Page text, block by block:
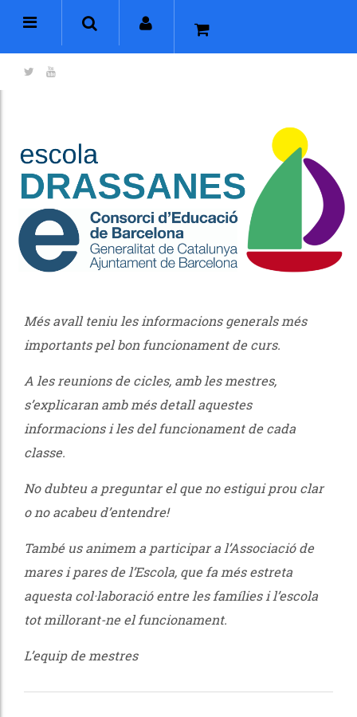
Més avall teniu les informacions generals més
importants pel bon funcionament de curs.
A les reunions de cicles, amb les mestres,
s’explicaran amb més detall aquestes
informacions i les del funcionament de cada
classe.
No dubteu a preguntar el que no estigui prou clar
o no acabeu d’entendre!
També us animem a participar a l’Associació de
mares i pares de l’Escola, que fa més estreta
aquesta col·laboració entre les famílies i l’escola
tot millorant-ne el funcionament.
L’equip de mestres